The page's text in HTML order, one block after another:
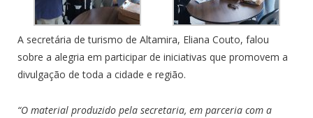
A secretária de turismo de Altamira, Eliana Couto, falou
sobre a alegria em participar de iniciativas que promovem a
divulgação de toda a cidade e região.
“O material produzido pela secretaria, em parceria com a